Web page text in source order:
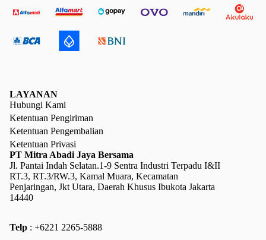
LAYANAN
Hubungi Kami
Ketentuan Pengiriman
Ketentuan Pengembalian
Ketentuan Privasi
PT Mitra Abadi Jaya Bersama
Jl. Pantai Indah Selatan.1-9 Sentra Industri Terpadu I&II
RT.3, RT.3/RW.3, Kamal Muara, Kecamatan
Penjaringan, Jkt Utara, Daerah Khusus Ibukota Jakarta
14440
Telp : +6221 2265-5888